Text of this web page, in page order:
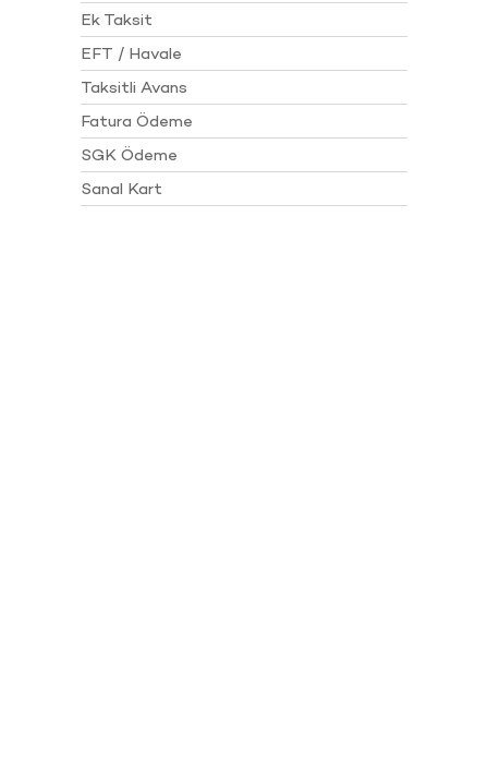
Ek Taksit
EFT / Havale
Taksitli Avans
Fatura Ödeme
SGK Ödeme
Sanal Kart